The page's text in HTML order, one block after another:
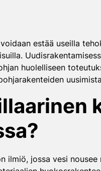
estää useilla
huolelliseen
ilmiö, jossa vesi